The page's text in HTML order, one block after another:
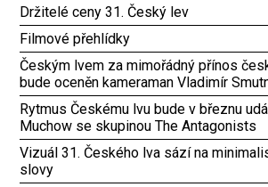
Držitelé ceny 31. Český lev
Filmové přehlídky
Českým lvem za mimořádný přínos
bude oceněn kameraman Vladimír
Rytmus Českému lvu bude v březnu
Muchow se skupinou The Antagonists
Vizuál 31. Českého lva sází na
slovy